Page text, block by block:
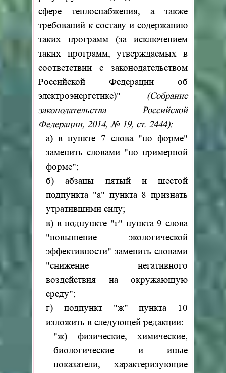
сфере теплоснабжения, а также
требований к составу и содержанию
таких программ (за исключением
таких программ, утверждаемых в
соответствии с законодательством
Российской Федерации об
электроэнергетике)" (Собрание
законодательства Российской
Федерации, 2014, № 19, ст. 2444):
а) в пункте 7 слова "по форме"
заменить словами "по примерной
форме";
б) абзацы пятый и шестой
подпункта "а" пункта 8 признать
утратившими силу;
в) в подпункте "г" пункта 9 слова
"повышение экологической
эффективности" заменить словами
"снижение негативного
воздействия на окружающую
среду";
г) подпункт "ж" пункта 10
изложить в следующей редакции:
"ж) физические, химические,
биологические и иные
показатели, характеризующие